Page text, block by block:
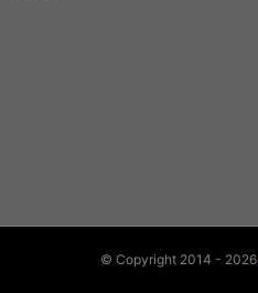
© Copyright 2014 - 2026